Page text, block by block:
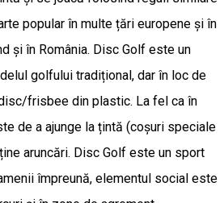
popular în multe țări europene și în
și în România. Disc Golf este un
golfului tradițional, dar în loc de
frisbee din plastic. La fel ca în
de a ajunge la țintă (coșuri speciale
aruncări. Disc Golf este un sport
împreună, elementul social este